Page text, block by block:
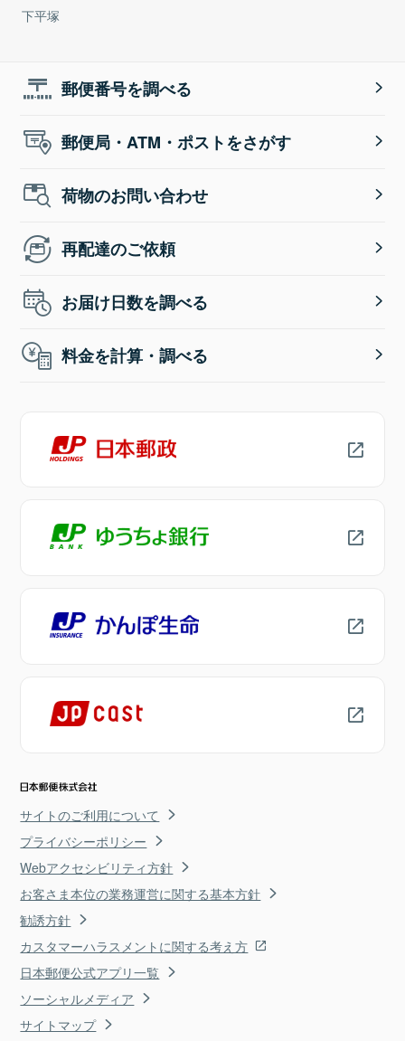
下平塚
郵便番号を調べる
郵便局・ATM・ポストをさがす
荷物のお問い合わせ
再配達のご依頼
お届け日数を調べる
料金を計算・調べる
サイトのご利用について
プライバシーポリシー
Webアクセシビリティ方針
お客さま本位の業務運営に関する基本方針
勧誘方針
カスタマーハラスメントに関する考え方
日本郵便公式アプリ一覧
ソーシャルメディア
サイトマップ